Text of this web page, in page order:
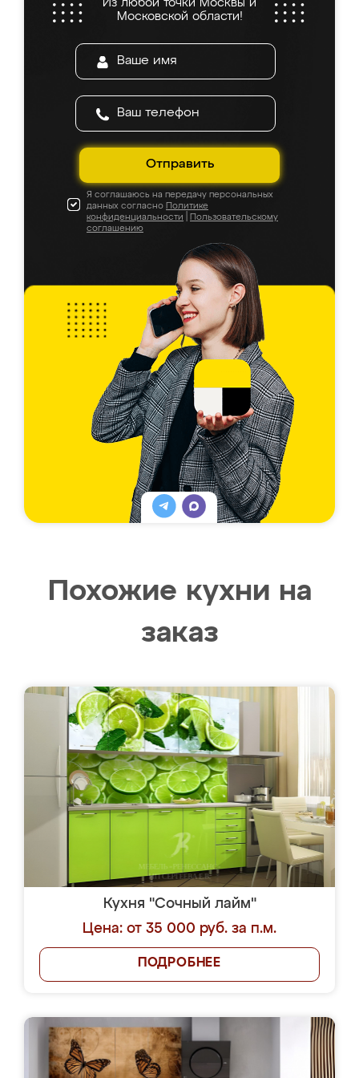
Из любой точки Москвы и
Московской области!
Отправить
Я соглашаюсь на передачу персональных
данных согласно Политике
конфиденциальности
Пользовательскому
соглашению
Похожие кухни на
заказ
Кухня "Сочный лайм"
Цена: от 35 000 руб. за п.м.
ПОДРОБНЕЕ